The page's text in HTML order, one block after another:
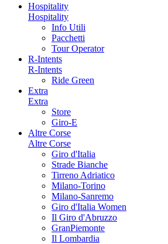
Hospitality
Hospitality
Info Utili
Pacchetti
Tour Operator
R-Intents
R-Intents
Ride Green
Extra
Extra
Store
Giro-E
Altre Corse
Altre Corse
Giro d'Italia
Strade Bianche
Tirreno Adriatico
Milano-Torino
Milano-Sanremo
Giro d'Italia Women
Il Giro d'Abruzzo
GranPiemonte
Il Lombardia